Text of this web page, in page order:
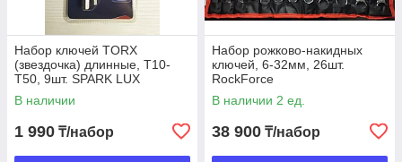
Набор ключей TORX
(звездочка) длинные, T10-
T50, 9шт. SPARK LUX
В наличии
1 990 ₸/набор
Набор рожково-накидных
ключей, 6-32мм, 26шт.
RockForce
В наличии 2 ед.
38 900 ₸/набор